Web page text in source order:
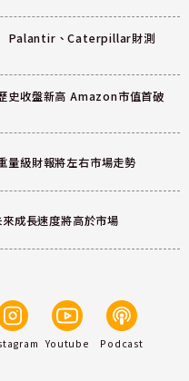
Palantir、Caterpillar財測
史收盤新高 Amazon市值首破
量級財報將左右市場走勢
成長速度將高於市場
Youtube Podcast